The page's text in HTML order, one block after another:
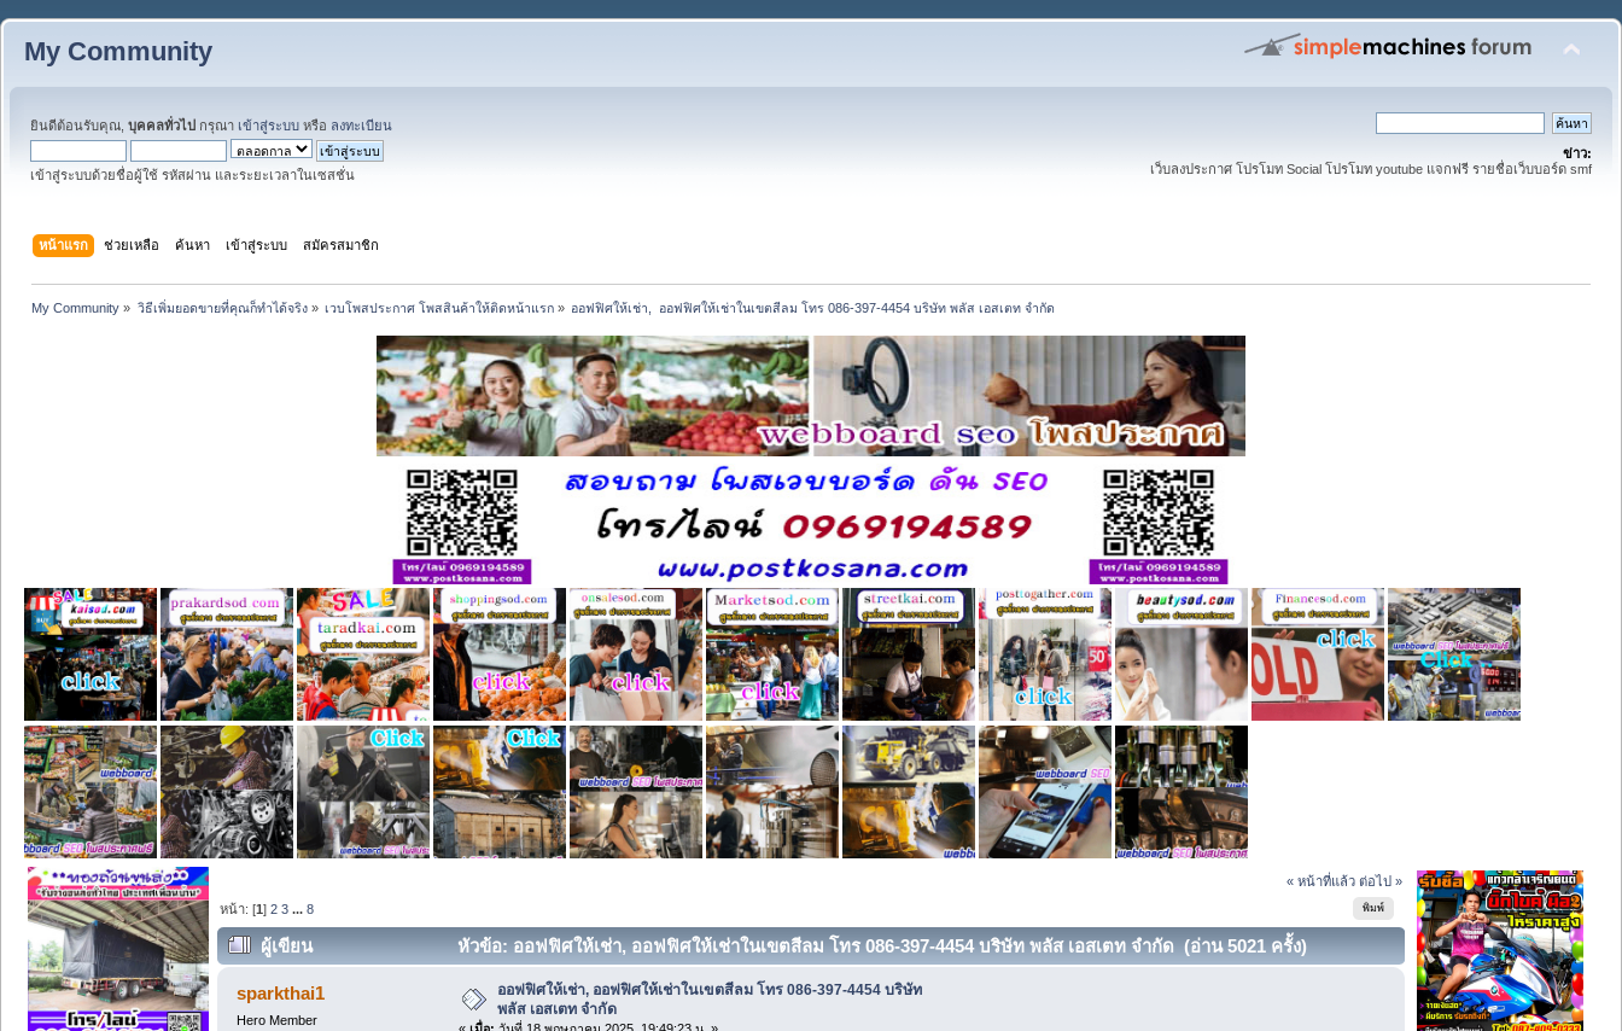
My Community
ยินดีต้อนรับคุณ, บุคคลทั่วไป กรุณา เข้าสู่ระบบ หรือ ลงทะเบียน
เข้าสู่ระบบด้วยชื่อผู้ใช้ รหัสผ่าน และระยะเวลาในเซสชั่น
ข่าว:
เว็บลงประกาศ โปรโมท Social โปรโมท youtube แจกฟรี รายชื่อเว็บบอร์ด smf
หน้าแรก ช่วยเหลือ ค้นหา เข้าสู่ระบบ สมัครสมาชิก
My Community » วิธีเพิ่มยอดขายที่คุณก็ทำได้จริง» เวบโพสประกาศ โพสสินค้าให้ติดหน้าแรก» ออฟฟิศให้เช่า,  ออฟฟิศให้เช่าในเขตสีลม โทร 086-397-4454 บริษัท พลัส เอสเตท จำกัด
« หน้าที่แล้ว ต่อไป »
พิมพ์
หน้า: [1]2 3 ...8
ผู้เขียน หัวข้อ: ออฟฟิศให้เช่า, ออฟฟิศให้เช่าในเขตสีลม โทร 086-397-4454 บริษัท พลัส เอสเตท จำกัด (อ่าน 5021 ครั้ง)
sparkthai1
Hero Member
ออฟฟิศให้เช่า, ออฟฟิศให้เช่าในเขตสีลม โทร 086-397-4454 บริษัท
พลัส เอสเตท จำกัด